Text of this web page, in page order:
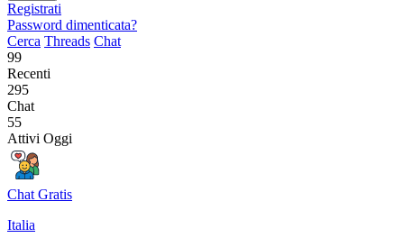
Registrati
Password dimenticata?
Cerca Threads Chat
99
Recenti
295
Chat
55
Attivi Oggi
Chat Gratis
Italia